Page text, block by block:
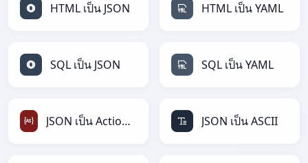
HTML เป็น JSON HTML เป็น YAML
SQL เป็น JSON SQL เป็น YAML
JSON เป็น ActionScript JSON เป็น ASCII